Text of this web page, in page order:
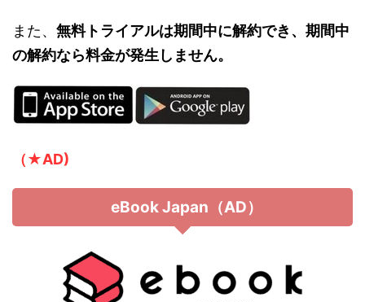
また、 無料トライアルは期間中に解約でき、期間中
の解約なら料金が発生しません。
（★AD)
eBook Japan（AD）